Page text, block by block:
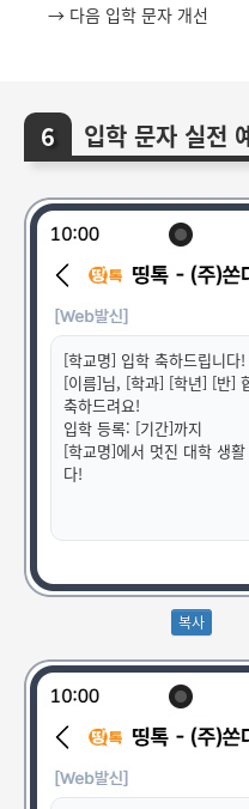
→ 다음 입학 문자 개선
입학 문자 실전
[학교명] 입학 축하드립니다!
[이름]님, [학과] [학년] [반]
축하드려요!
입학 등록: [기간]까지
[학교명]에서 멋진 대학 생
다!